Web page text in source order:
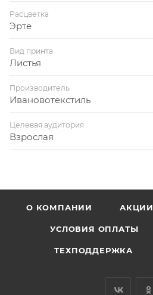
Расцветка
Эрте
Вид принта
Листья
Производитель
Ивановотекстиль
Целевая аудитория
Взрослая
О КОМПАНИИ АКЦИИ
УСЛОВИЯ ОПЛАТЫ
ТЕХПОДДЕРЖКА